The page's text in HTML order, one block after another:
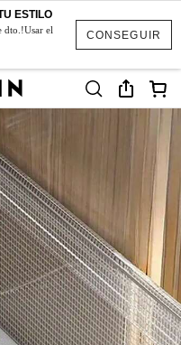
CONSEGUIR
ESTILO
dto.!Usar el